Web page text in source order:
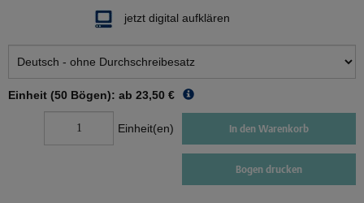
jetzt digital aufklären
Einheit (50 Bögen): ab 23,50 €
Einheit(en) In den Warenkorb
Bogen drucken